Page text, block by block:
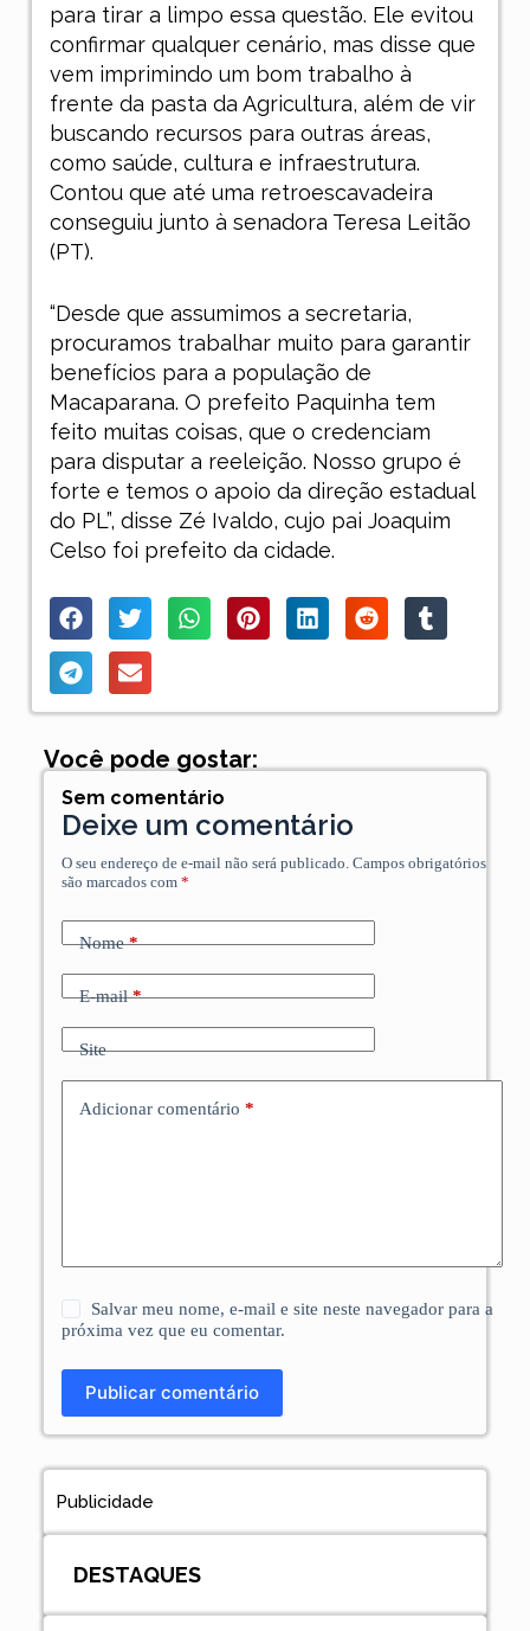
para tirar a limpo essa questão. Ele evitou
confirmar qualquer cenário, mas disse que
vem imprimindo um bom trabalho à
frente da pasta da Agricultura, além de vir
buscando recursos para outras áreas,
como saúde, cultura e infraestrutura.
Contou que até uma retroescavadeira
conseguiu junto à senadora Teresa Leitão
(PT).
“Desde que assumimos a secretaria,
procuramos trabalhar muito para garantir
benefícios para a população de
Macaparana. O prefeito Paquinha tem
feito muitas coisas, que o credenciam
para disputar a reeleição. Nosso grupo é
forte e temos o apoio da direção estadual
do PL”, disse Zé Ivaldo, cujo pai Joaquim
Celso foi prefeito da cidade.
Você pode gostar:
Sem comentário
Deixe um comentário
O seu endereço de e-mail não será publicado. Campos obrigatórios
são marcados com *
Nome*
E-mail*
Site
Adicionar comentário *
Salvar meu nome, e-mail e site neste navegador para a
próxima vez que eu comentar.
Publicar comentário
Publicidade
DESTAQUES